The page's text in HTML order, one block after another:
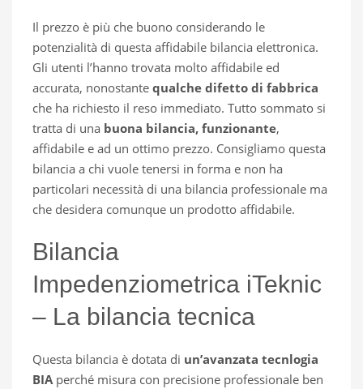
Il prezzo è più che buono considerando le
potenzialità di questa affidabile bilancia elettronica.
Gli utenti l’hanno trovata molto affidabile ed
accurata, nonostante qualche difetto di fabbrica
che ha richiesto il reso immediato. Tutto sommato si
tratta di una buona bilancia, funzionante,
affidabile e ad un ottimo prezzo. Consigliamo questa
bilancia a chi vuole tenersi in forma e non ha
particolari necessità di una bilancia professionale ma
che desidera comunque un prodotto affidabile.
Bilancia
Impedenziometrica iTeknic
– La bilancia tecnica
Questa bilancia è dotata di un’avanzata tecnlogia
BIAperché misura con precisione professionale ben